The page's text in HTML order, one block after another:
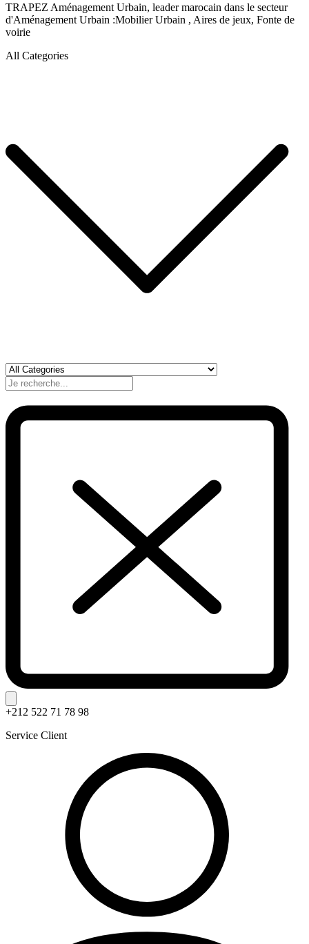
TRAPEZ Aménagement Urbain, leader marocain dans le secteur
d'Aménagement Urbain :Mobilier Urbain , Aires de jeux, Fonte de
voirie
All Categories
+212 522 71 78 98
Service Client